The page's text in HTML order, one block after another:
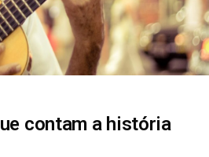
contam a história